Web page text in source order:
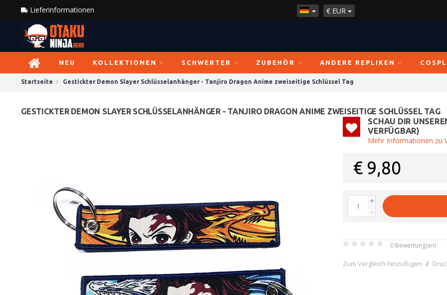
Lieferinformationen € EUR
NEU KOLLEKTIONEN SCHWERTER ZUBEHÖR ANDERE REPLIKEN
Startseite Gestickter Demon Slayer Schlüsselanhänger - Tanjiro Dragon Anime zweiseitige Schlüssel Tag
GESTICKTER DEMON SLAYER SCHLÜSSELANHÄNGER - TANJIRO DRAGON ANIME ZWEISEITIGE SCHLÜSSEL TAG
SCHAU DIR
VERFÜGBAR)
Mehr Informationen zu
€ 9,80
+
-
0 Bewertung(en)
Zum Vergleich hinzufügen /